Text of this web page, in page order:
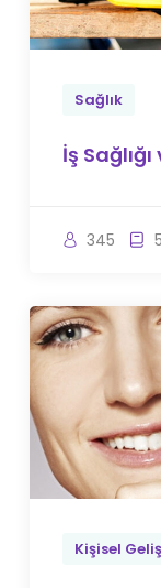
Sağlık
İş
345
Kişisel